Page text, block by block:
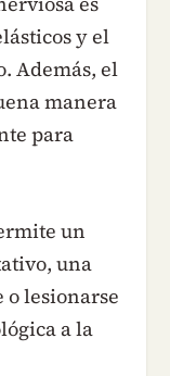
y el
Además, el
manera
para
un
una
lesionarse
a la